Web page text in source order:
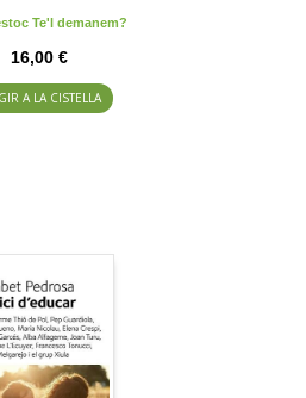
Te'l demanem?
16,00 €
A LA CISTELLA